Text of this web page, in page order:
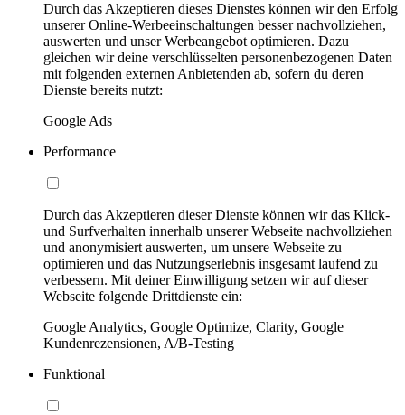
Durch das Akzeptieren dieses Dienstes können wir den Erfolg
unserer Online-Werbeeinschaltungen besser nachvollziehen,
auswerten und unser Werbeangebot optimieren. Dazu
gleichen wir deine verschlüsselten personenbezogenen Daten
mit folgenden externen Anbietenden ab, sofern du deren
Dienste bereits nutzt:
Google Ads
Performance
Durch das Akzeptieren dieser Dienste können wir das Klick-
und Surfverhalten innerhalb unserer Webseite nachvollziehen
und anonymisiert auswerten, um unsere Webseite zu
optimieren und das Nutzungserlebnis insgesamt laufend zu
verbessern. Mit deiner Einwilligung setzen wir auf dieser
Webseite folgende Drittdienste ein:
Google Analytics, Google Optimize, Clarity, Google
Kundenrezensionen, A/B-Testing
Funktional